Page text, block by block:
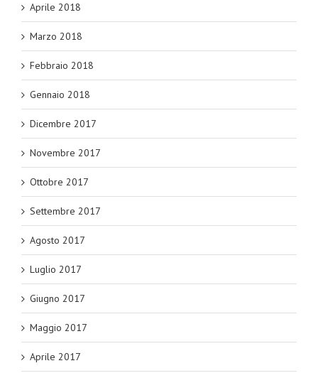
Aprile 2018
Marzo 2018
Febbraio 2018
Gennaio 2018
Dicembre 2017
Novembre 2017
Ottobre 2017
Settembre 2017
Agosto 2017
Luglio 2017
Giugno 2017
Maggio 2017
Aprile 2017